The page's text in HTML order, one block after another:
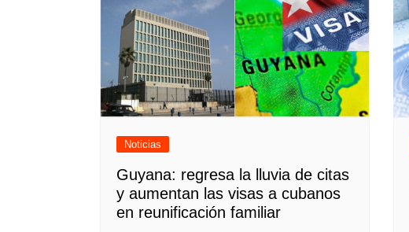
Noticias
Guyana: regresa la lluvia de citas
y aumentan las visas a cubanos
en reunificación familiar